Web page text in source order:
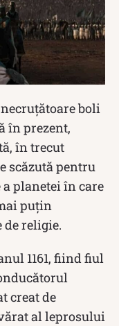
boli
în prezent,
în trecut
scăzută pentru
a planetei în care
puțin
de religie.
1161, fiind fiul
creat de
al leprosului